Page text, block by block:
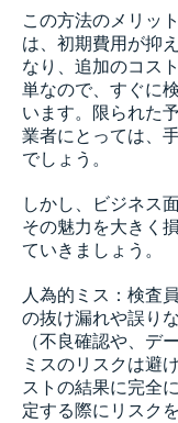
この方法のメリッ
は、初期費用が抑
なり、追加のコス
単なので、すぐに
います。限られた
業者にとっては、
でしょう。
しかし、ビジネス
その魅力を大きく
ていきましょう。
人為的ミス：検査
の抜け漏れや誤り
（不良確認や、デ
ミスのリスクは避
ストの結果に完全
定する際にリスク